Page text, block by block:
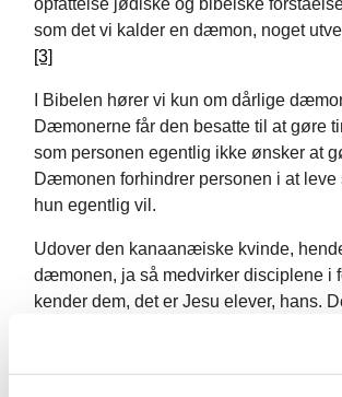
opfattelse jødiske og bibelske
som det vi kalder en dæmon, noget
[3]
I Bibelen hører vi kun om dårlige
Dæmonerne får den besatte til at gøre
som personen egentlig ikke ønsker at
Dæmonen forhindrer personen i at leve
hun egentlig vil.
Udover den kanaanæiske kvinde,
dæmonen, ja så medvirker disciplene i
kender dem, det er Jesu elever, hans.
dermed i fortællingens univers
ved jo godt, at det ikke gør dem
andre, de er en blandet skare og ikke